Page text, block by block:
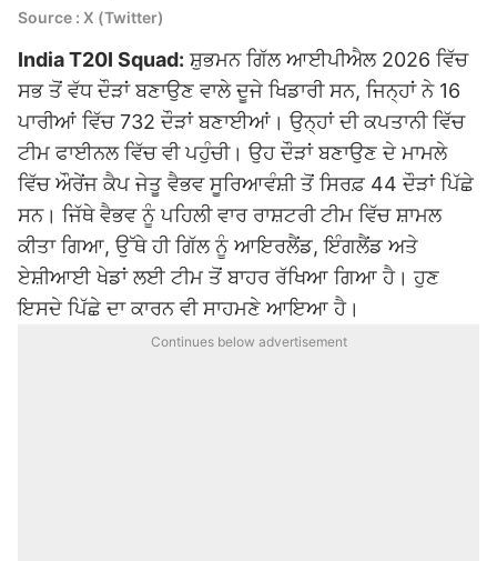
Source : X (Twitter)
India T20I Squad: ਸ਼ੁਭਮਨ ਗਿੱਲ ਆਈਪੀਐਲ 2026 ਵਿੱਚ
ਸਭ ਤੋਂ ਵੱਧ ਦੌੜਾਂ ਬਣਾਉਣ ਵਾਲੇ ਦੂਜੇ ਖਿਡਾਰੀ ਸਨ, ਜਿਨ੍ਹਾਂ ਨੇ 16
ਪਾਰੀਆਂ ਵਿੱਚ 732 ਦੌੜਾਂ ਬਣਾਈਆਂ। ਉਨ੍ਹਾਂ ਦੀ ਕਪਤਾਨੀ ਵਿੱਚ
ਟੀਮ ਫਾਈਨਲ ਵਿੱਚ ਵੀ ਪਹੁੰਚੀ। ਉਹ ਦੌੜਾਂ ਬਣਾਉਣ ਦੇ ਮਾਮਲੇ
ਵਿੱਚ ਔਰੇਂਜ ਕੈਪ ਜੇਤੂ ਵੈਭਵ ਸੂਰਿਆਵੰਸ਼ੀ ਤੋਂ ਸਿਰਫ਼ 44 ਦੌੜਾਂ ਪਿੱਛੇ
ਸਨ। ਜਿੱਥੇ ਵੈਭਵ ਨੂੰ ਪਹਿਲੀ ਵਾਰ ਰਾਸ਼ਟਰੀ ਟੀਮ ਵਿੱਚ ਸ਼ਾਮਲ
ਕੀਤਾ ਗਿਆ, ਉੱਥੇ ਹੀ ਗਿੱਲ ਨੂੰ ਆਇਰਲੈਂਡ, ਇੰਗਲੈਂਡ ਅਤੇ
ਏਸ਼ੀਆਈ ਖੇਡਾਂ ਲਈ ਟੀਮ ਤੋਂ ਬਾਹਰ ਰੱਖਿਆ ਗਿਆ ਹੈ। ਹੁਣ
ਇਸਦੇ ਪਿੱਛੇ ਦਾ ਕਾਰਨ ਵੀ ਸਾਹਮਣੇ ਆਇਆ ਹੈ।
Continues below advertisement